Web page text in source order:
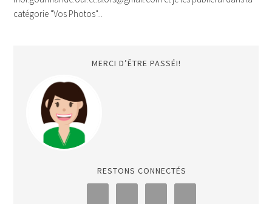
catégorie "Vos Photos"...
MERCI D’ÊTRE PASSÉI!
RESTONS CONNECTÉS